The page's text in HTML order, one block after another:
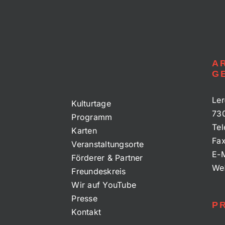
Kulturtage
Programm
Karten
Veranstaltungsorte
Förderer & Partner
Freundeskreis
Wir auf YouTube
Presse
Kontakt
E-